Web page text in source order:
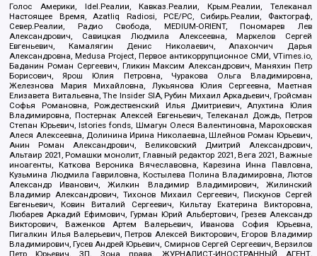
Голос Америки, Idel.Реалии, Кавказ.Реалии, Крым.Реалии, Телеканал
Настоящее Время, Azatliq Radiosi, PCE/PC, Сибирь.Реалии, Фактограф,
Север.Реалии, Радио Свобода, MEDIUM-ORIENT, Пономарев Лев
Александрович, Савицкая Людмила Алексеевна, Маркелов Сергей
Евгеньевич, Камалягин Денис Николаевич, Апахончич Дарья
Александровна, Medusa Project, Первое антикоррупционное СМИ, VTimes.io,
Баданин Роман Сергеевич, Гликин Максим Александрович, Маняхин Петр
Борисович, Ярош Юлия Петровна, Чуракова Ольга Владимировна,
Железнова Мария Михайловна, Лукьянова Юлия Сергеевна, Маетная
Елизавета Витальевна, The Insider SIA, Рубин Михаил Аркадьевич, Гройсман
Софья Романовна, Рождественский Илья Дмитриевич, Апухтина Юлия
Владимировна, Постернак Алексей Евгеньевич, Телеканал Дождь, Петров
Степан Юрьевич, Istories fonds, Шмагун Олеся Валентиновна, Мароховская
Алеся Алексеевна, Долинина Ирина Николаевна, Шлейнов Роман Юрьевич,
Анин Роман Александрович, Великовский Дмитрий Александрович,
Альтаир 2021, Ромашки монолит, Главный редактор 2021, Вега 2021, Важные
иноагенты, Каткова Вероника Вячеславовна, Карезина Инна Павловна,
Кузьмина Людмила Гавриловна, Костылева Полина Владимировна, Лютов
Александр Иванович, Жилкин Владимир Владимирович, Жилинский
Владимир Александрович, Тихонов Михаил Сергеевич, Пискунов Сергей
Евгеньевич, Ковин Виталий Сергеевич, Кильтау Екатерина Викторовна,
Любарев Аркадий Ефимович, Гурман Юрий Альбертович, Грезев Александр
Викторович, Важенков Артем Валерьевич, Иванова София Юрьевна,
Пигалкин Илья Валерьевич, Петров Алексей Викторович, Егоров Владимир
Владимирович, Гусев Андрей Юрьевич, Смирнов Сергей Сергеевич, Верзилов
Петр Юрьевич, ЗП, Зона права, ЖУРНАЛИСТ-ИНОСТРАННЫЙ АГЕНТ,